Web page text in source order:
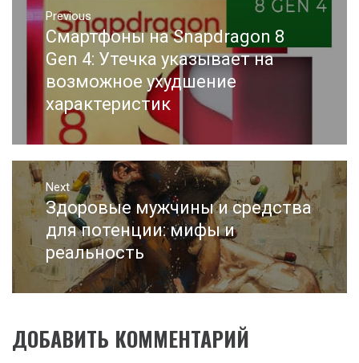
Навигация
по
записям
Previous
Previous
post:
Смартфоны на Snapdragon 8
Gen 4: Утечка указывает на
возможное ухудшение
характеристик
Next
Next
post:
Здоровые мужчины и средства
для потенции: мифы и
реальность
ДОБАВИТЬ КОММЕНТАРИЙ